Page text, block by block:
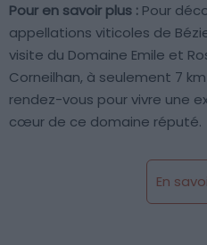
Pour en savoir plus : Pour
appellations viticoles de
visite du Domaine Emile et
Corneilhan, à seulement 7
rendez-vous pour vivre une
cœur de ce domaine réputé.
En